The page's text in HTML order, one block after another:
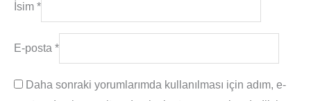
İsim *
E-posta *
Daha sonraki yorumlarımda kullanılması için adım, e-